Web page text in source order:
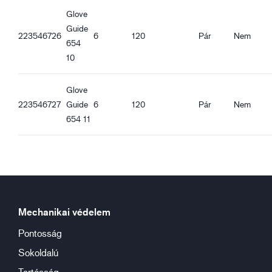
223546726
Glove
Guide
654
10
6 120 Pár Nem
223546727
Glove
Guide
654 11
6 120 Pár Nem
Mechanikai védelem
Pontosság
Sokoldalú